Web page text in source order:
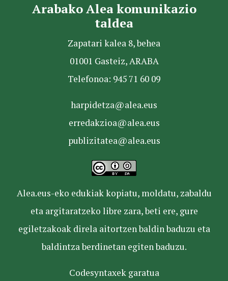
Arabako Alea komunikazio
taldea
Zapatari kalea 8, behea
01001 Gasteiz, ARABA
Telefonoa: 945 71 60 09
harpidetza@alea.eus
erredakzioa@alea.eus
publizitatea@alea.eus
Alea.eus-eko edukiak kopiatu, moldatu, zabaldu
eta argitaratzeko libre zara, beti ere, gure
egiletzakoak direla aitortzen baldin baduzu eta
baldintza berdinetan egiten baduzu.
Codesyntaxek garatua